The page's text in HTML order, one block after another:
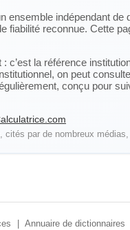
ensemble indépendant de
fiabilité reconnue. Cette
c’est la référence
on peut
conçu pour
par de nombreux
Annuaire de dictionnaires